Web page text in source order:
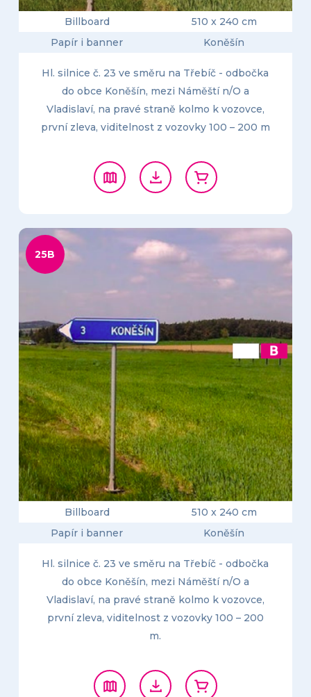
Billboard
510 x 240 cm
Papír i banner
Koněšín
Hl. silnice č. 23 ve směru na Třebíč - odbočka
do obce Koněšín, mezi Náměští n/O a
Vladislaví, na pravé straně kolmo k vozovce,
první zleva, viditelnost z vozovky 100 – 200 m
25B
Billboard
510 x 240 cm
Papír i banner
Koněšín
Hl. silnice č. 23 ve směru na Třebíč - odbočka
do obce Koněšín, mezi Náměští n/O a
Vladislaví, na pravé straně kolmo k vozovce,
první zleva, viditelnost z vozovky 100 – 200
m.